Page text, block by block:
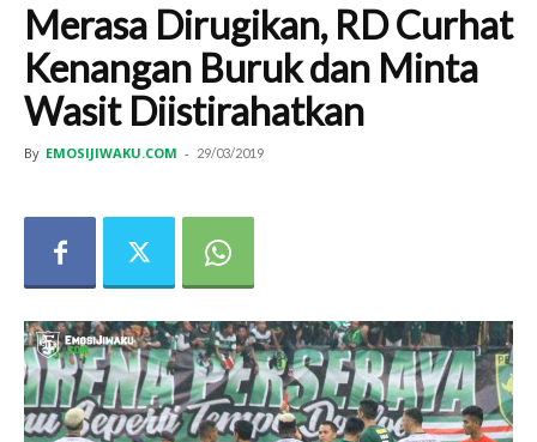
Merasa Dirugikan, RD Curhat
Kenangan Buruk dan Minta
Wasit Diistirahatkan
By EMOSIJIWAKU.COM - 29/03/2019